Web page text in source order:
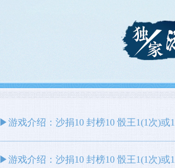
▶游戏介绍：沙捐10 封榜10 骰王1(1次)
▶游戏介绍：沙捐10 封榜10 骰王1(1次)